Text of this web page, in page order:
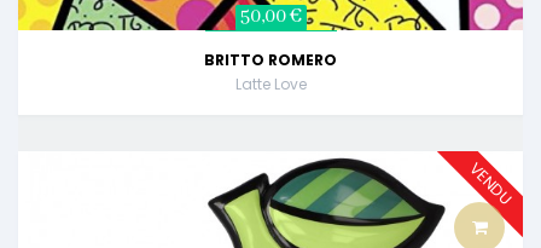
50,00 €
BRITTO ROMERO
Latte Love
VENDU